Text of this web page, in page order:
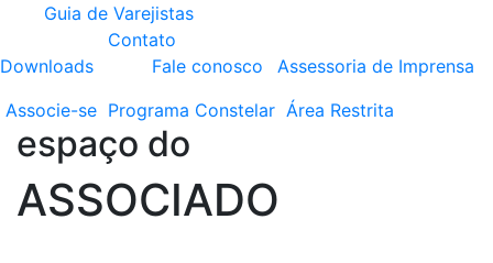
Guia de Varejistas
Downloads
Contato
Fale conosco
Assessoria de Imprensa
Associe-se Programa Constelar Área Restrita
espaço do
ASSOCIADO